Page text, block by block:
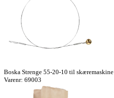
Boska Strenge 55-20-10 til skæremaskine
Varenr: 69003